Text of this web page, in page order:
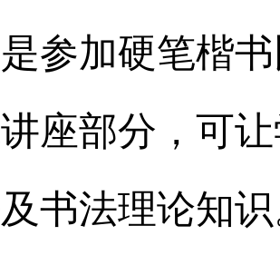
参加硬笔楷
座部分，可
书法理论知